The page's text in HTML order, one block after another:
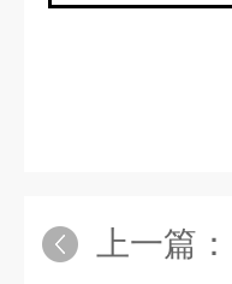
上一篇：